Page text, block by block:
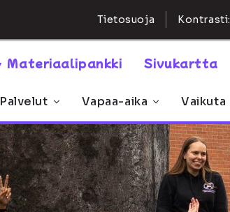
Tietosuoja Kontrasti:
Materiaalipankki Sivukartta
Palvelut Vapaa-aika Vaikuta